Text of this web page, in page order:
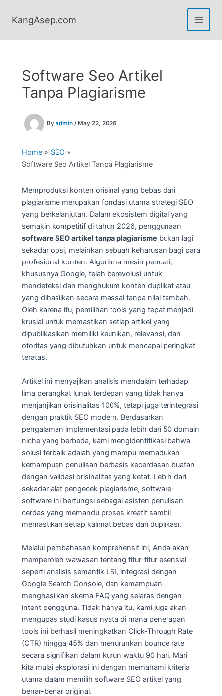
KangAsep.com
Software Seo Artikel
Tanpa Plagiarisme
By admin / May 22, 2026
Home
SEO
Software Seo Artikel Tanpa Plagiarisme
Memproduksi konten orisinal yang bebas dari
plagiarisme merupakan fondasi utama strategi SEO
yang berkelanjutan. Dalam ekosistem digital yang
semakin kompetitif di tahun 2026, penggunaan
software SEO artikel tanpa plagiarisme bukan lagi
sekadar opsi, melainkan sebuah keharusan bagi para
profesional konten. Algoritma mesin pencari,
khususnya Google, telah berevolusi untuk
mendeteksi dan menghukum konten duplikat atau
yang dihasilkan secara massal tanpa nilai tambah.
Oleh karena itu, pemilihan tools yang tepat menjadi
krusial untuk memastikan setiap artikel yang
dipublikasikan memiliki keunikan, relevansi, dan
otoritas yang dibutuhkan untuk mencapai peringkat
teratas.
Artikel ini menyajikan analisis mendalam terhadap
lima perangkat lunak terdepan yang tidak hanya
menjanjikan orisinalitas 100%, tetapi juga terintegrasi
dengan praktik SEO modern. Berdasarkan
pengalaman implementasi pada lebih dari 50 domain
niche yang berbeda, kami mengidentifikasi bahwa
solusi terbaik adalah yang mampu memadukan
kemampuan penulisan berbasis kecerdasan buatan
dengan validasi orisinalitas yang ketat. Lebih dari
sekadar alat pengecek plagiarisme, software-
software ini berfungsi sebagai asisten penulisan
cerdas yang memandu proses kreatif sambil
memastikan setiap kalimat bebas dari duplikasi.
Melalui pembahasan komprehensif ini, Anda akan
memperoleh wawasan tentang fitur-fitur esensial
seperti analisis semantik LSI, integrasi dengan
Google Search Console, dan kemampuan
menghasilkan skema FAQ yang selaras dengan
intent pengguna. Tidak hanya itu, kami juga akan
mengupas studi kasus nyata di mana penerapan
tools ini berhasil meningkatkan Click-Through Rate
(CTR) hingga 45% dan menurunkan bounce rate
secara signifikan dalam kurun waktu 90 hari. Mari
kita mulai eksplorasi ini dengan memahami kriteria
utama dalam memilih software SEO artikel yang
benar-benar original.